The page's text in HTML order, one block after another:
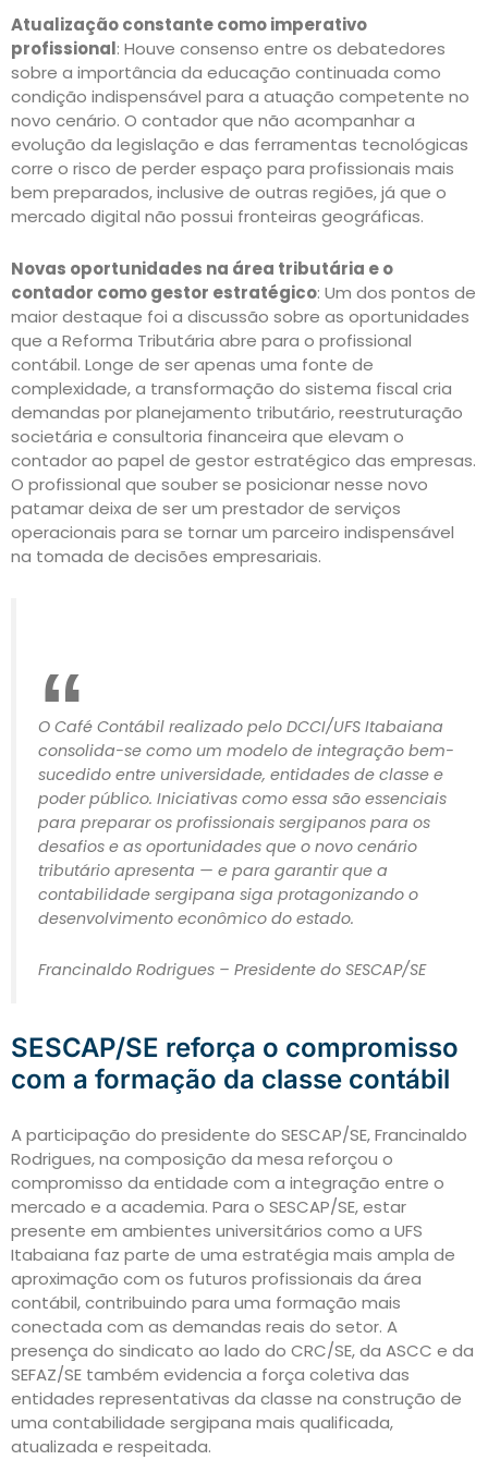
Atualização constante como imperativo
profissional: Houve consenso entre os debatedores
sobre a importância da educação continuada como
condição indispensável para a atuação competente no
novo cenário. O contador que não acompanhar a
evolução da legislação e das ferramentas tecnológicas
corre o risco de perder espaço para profissionais mais
bem preparados, inclusive de outras regiões, já que o
mercado digital não possui fronteiras geográficas.
Novas oportunidades na área tributária e o
contador como gestor estratégico: Um dos pontos de
maior destaque foi a discussão sobre as oportunidades
que a Reforma Tributária abre para o profissional
contábil. Longe de ser apenas uma fonte de
complexidade, a transformação do sistema fiscal cria
demandas por planejamento tributário, reestruturação
societária e consultoria financeira que elevam o
contador ao papel de gestor estratégico das empresas.
O profissional que souber se posicionar nesse novo
patamar deixa de ser um prestador de serviços
operacionais para se tornar um parceiro indispensável
na tomada de decisões empresariais.
O Café Contábil realizado pelo DCCI/UFS Itabaiana
consolida-se como um modelo de integração bem-
sucedido entre universidade, entidades de classe e
poder público. Iniciativas como essa são essenciais
para preparar os profissionais sergipanos para os
desafios e as oportunidades que o novo cenário
tributário apresenta — e para garantir que a
contabilidade sergipana siga protagonizando o
desenvolvimento econômico do estado.
Francinaldo Rodrigues – Presidente do SESCAP/SE
SESCAP/SE reforça o compromisso
com a formação da classe contábil
A participação do presidente do SESCAP/SE, Francinaldo
Rodrigues, na composição da mesa reforçou o
compromisso da entidade com a integração entre o
mercado e a academia. Para o SESCAP/SE, estar
presente em ambientes universitários como a UFS
Itabaiana faz parte de uma estratégia mais ampla de
aproximação com os futuros profissionais da área
contábil, contribuindo para uma formação mais
conectada com as demandas reais do setor. A
presença do sindicato ao lado do CRC/SE, da ASCC e da
SEFAZ/SE também evidencia a força coletiva das
entidades representativas da classe na construção de
uma contabilidade sergipana mais qualificada,
atualizada e respeitada.